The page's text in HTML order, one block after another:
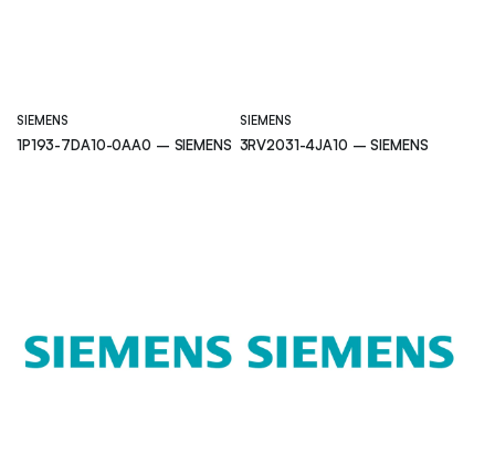
SIEMENS
1P193-7DA10-0AA0 – SIEMENS
SIEMENS
3RV2031-4JA10 – SIEMENS